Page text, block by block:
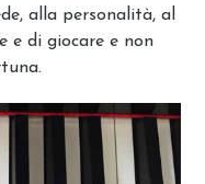
alla personalità, al
e di giocare e non